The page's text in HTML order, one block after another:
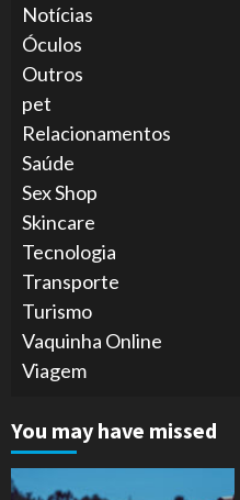
Notícias
Óculos
Outros
pet
Relacionamentos
Saúde
Sex Shop
Skincare
Tecnologia
Transporte
Turismo
Vaquinha Online
Viagem
You may have missed